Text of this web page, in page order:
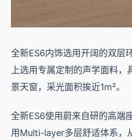
全新ES6内饰选用开阔的双层
上选用专属定制的声学面料
景天窗，采光面积挨近1m²。
全新ES6使用蔚来自研的高端
用Multi-layer多层舒适体系，